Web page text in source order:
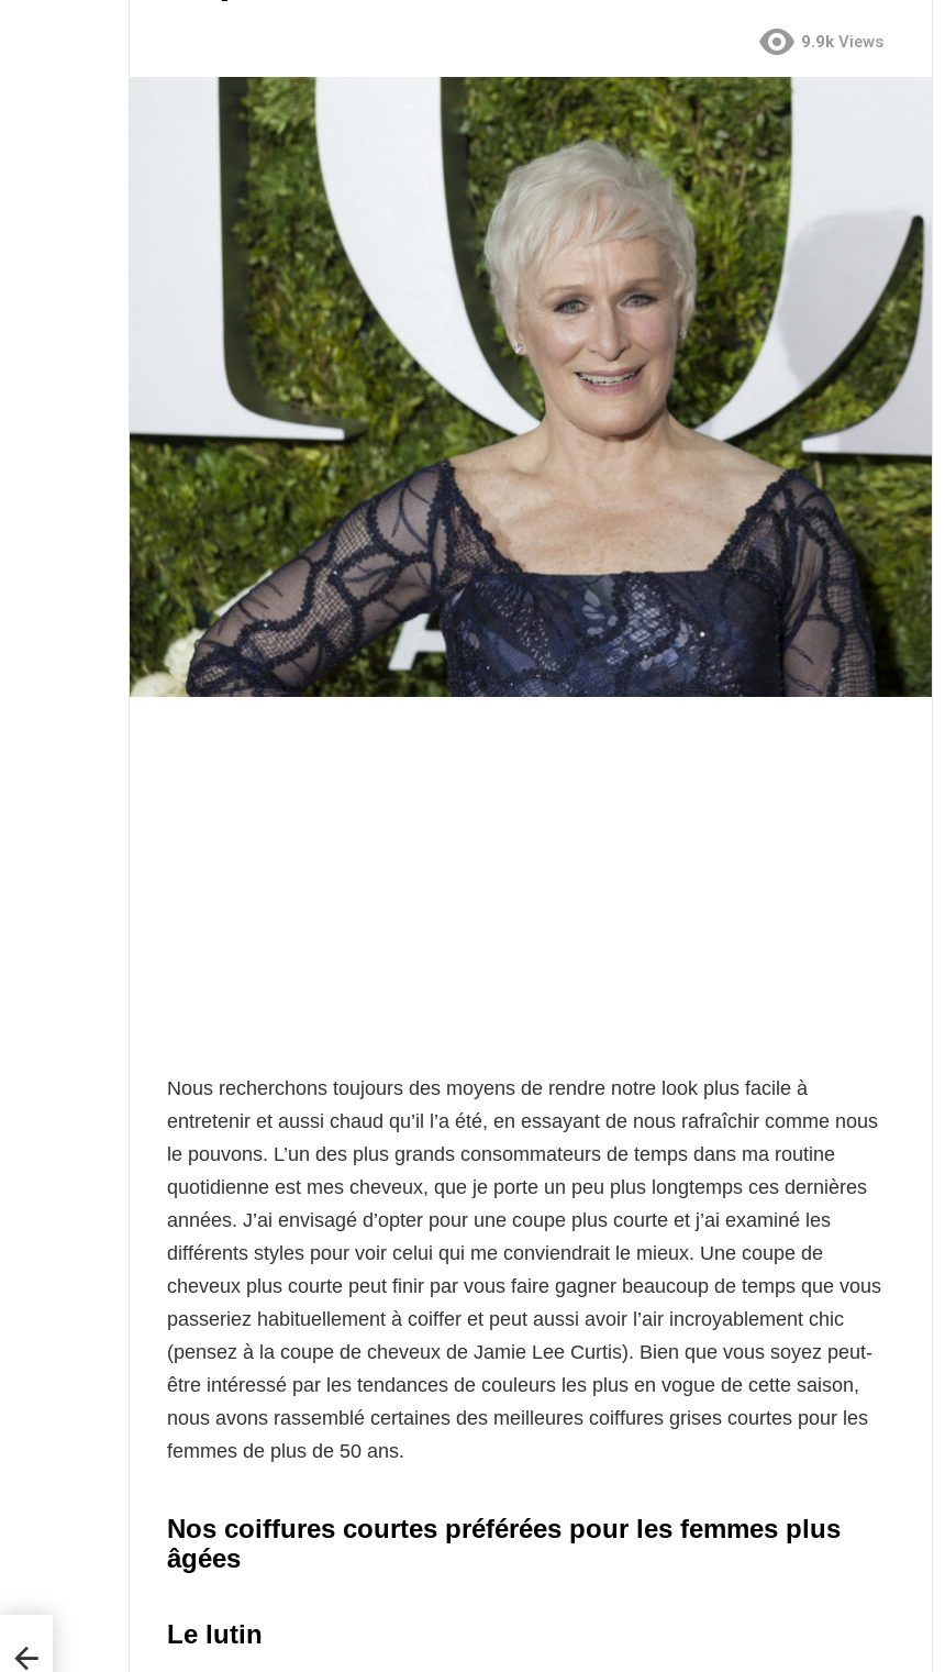
9.9k Views
Nous recherchons toujours des moyens de rendre notre look plus facile à
entretenir et aussi chaud qu’il l’a été, en essayant de nous rafraîchir comme nous
le pouvons. L’un des plus grands consommateurs de temps dans ma routine
quotidienne est mes cheveux, que je porte un peu plus longtemps ces dernières
années. J’ai envisagé d’opter pour une coupe plus courte et j’ai examiné les
différents styles pour voir celui qui me conviendrait le mieux. Une coupe de
cheveux plus courte peut finir par vous faire gagner beaucoup de temps que vous
passeriez habituellement à coiffer et peut aussi avoir l’air incroyablement chic
(pensez à la coupe de cheveux de Jamie Lee Curtis). Bien que vous soyez peut-
être intéressé par les tendances de couleurs les plus en vogue de cette saison,
nous avons rassemblé certaines des meilleures coiffures grises courtes pour les
femmes de plus de 50 ans.
Nos coiffures courtes préférées pour les femmes plus
âgées
Le lutin